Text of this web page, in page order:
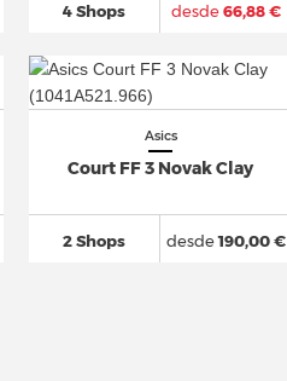
4 Shops desde66,88 €
Asics
Court FF 3 Novak Clay
2 Shops desde190,00 €